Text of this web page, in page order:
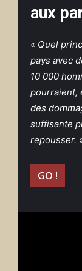
aux
« Quel
pays avec
10 000
pourraient,
des
suffisante
repousser.
GO !